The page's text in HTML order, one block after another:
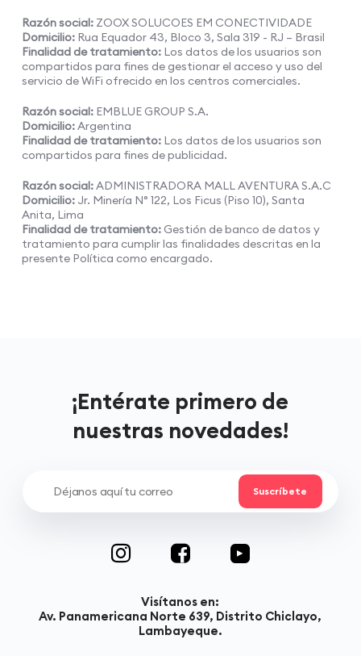
Razón social:ZOOX SOLUCOES EM CONECTIVIDADE
Domicilio:Rua Equador 43, Bloco 3, Sala 319 - RJ – Brasil
Finalidad de tratamiento:Los datos de los usuarios son
compartidos para fines de gestionar el acceso y uso del
servicio de WiFi ofrecido en los centros comerciales.
Razón social:EMBLUE GROUP S.A.
Domicilio:Argentina
Finalidad de tratamiento:Los datos de los usuarios son
compartidos para fines de publicidad.
Razón social:ADMINISTRADORA MALL AVENTURA S.A.C
Domicilio: Jr. Minería N° 122, Los Ficus (Piso 10), Santa
Anita, Lima
Finalidad de tratamiento: Gestión de banco de datos y
tratamiento para cumplir las finalidades descritas en la
presente Política como encargado.
¡Entérate primero de
nuestras novedades!
Visítanos en:
Av. Panamericana Norte 639, Distrito Chiclayo,
Lambayeque.